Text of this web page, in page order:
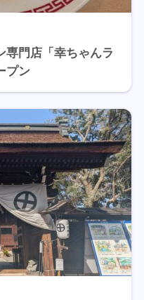
専門店「幸ちゃんラ
プン